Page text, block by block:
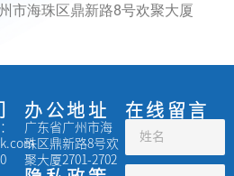
市海珠区鼎新路8号欢聚大厦
办公地址
广东省广州市海
珠区鼎新路8号欢
聚大厦2701-2702
在线留言